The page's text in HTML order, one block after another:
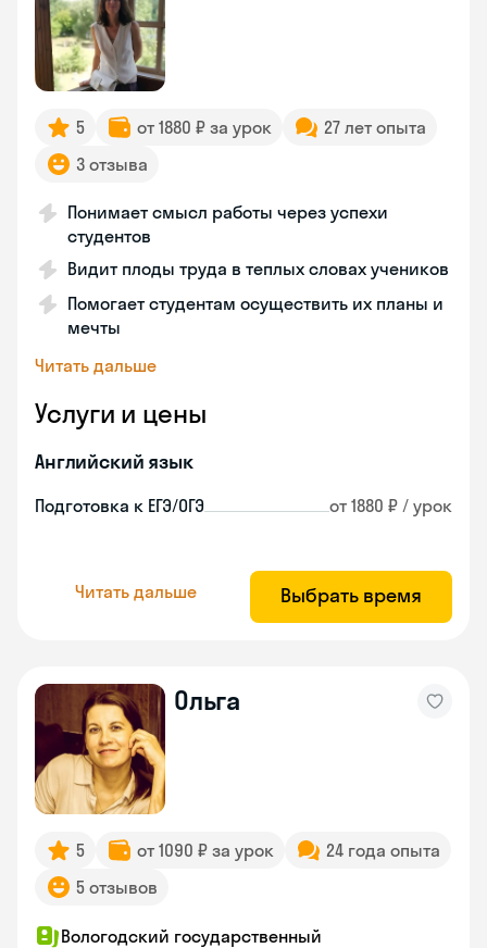
5 от 1880 ₽ за урок
27 лет опыта
3 отзыва
Понимает смысл работы через успехи
студентов
Видит плоды труда в теплых словах учеников
Помогает студентам осуществить их планы и
мечты
Читать дальше
Услуги и цены
Английский язык
Подготовка к ЕГЭ/ОГЭ от 1880 ₽ / урок
Читать дальше Выбрать время
Ольга
5 от 1090 ₽ за урок
24 года опыта
5 отзывов
Вологодский государственный